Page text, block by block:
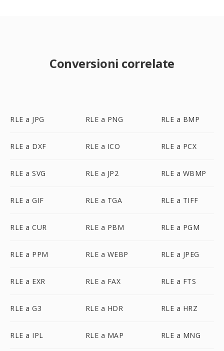
Conversioni correlate
RLE a JPG RLE a PNG RLE a BMP
RLE a DXF RLE a ICO RLE a PCX
RLE a SVG RLE a JP2 RLE a WBMP
RLE a GIF RLE a TGA RLE a TIFF
RLE a CUR RLE a PBM RLE a PGM
RLE a PPM RLE a WEBP RLE a JPEG
RLE a EXR RLE a FAX RLE a FTS
RLE a G3 RLE a HDR RLE a HRZ
RLE a IPL RLE a MAP RLE a MNG